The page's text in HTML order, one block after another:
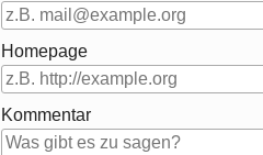
Homepage
Kommentar